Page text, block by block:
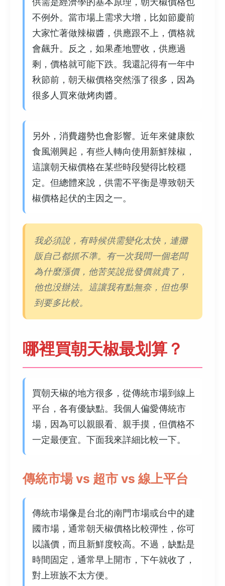
不例外。當市場上需求大增，比如節慶前
大家忙著做辣椒醬，供應跟不上，價格就
會飆升。反之，如果產地豐收，供應過
剩，價格就可能下跌。我還記得有一年中
秋節前，朝天椒價格突然漲了很多，因為
很多人買來做烤肉醬。
另外，消費趨勢也會影響。近年來健康飲
食風潮興起，有些人轉向使用新鮮辣椒，
這讓朝天椒價格在某些時段變得比較穩
定。但總體來說，供需不平衡是導致朝天
椒價格起伏的主因之一。
我必須說，有時候供需變化太快，連攤
販自己都抓不準。有一次我問一個老闆
為什麼漲價，他苦笑說批發價就貴了，
他也没辦法。這讓我有點無奈，但也學
到要多比較。
哪裡買朝天椒最划算？
買朝天椒的地方很多，從傳統市場到線上
平台，各有優缺點。我個人偏愛傳統市
場，因為可以親眼看、親手摸，但價格不
一定最便宜。下面我來詳細比較一下。
傳統市場 vs 超市 vs 線上平台
傳統市場像是台北的南門市場或台中的建
國市場，通常朝天椒價格比較彈性，你可
以議價，而且新鮮度較高。不過，缺點是
時間固定，通常早上開市，下午就收了，
對上班族不太方便。